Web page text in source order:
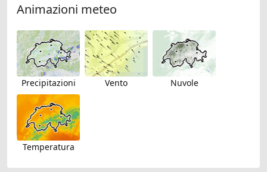
Animazioni meteo
Precipitazioni Vento Nuvole
Temperatura